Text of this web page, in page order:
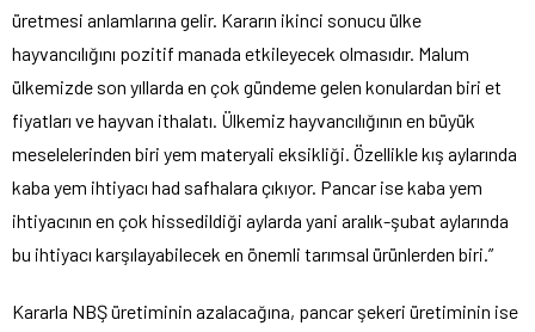
üretmesi anlamlarına gelir. Kararın ikinci sonucu ülke
hayvancılığını pozitif manada etkileyecek olmasıdır. Malum
ülkemizde son yıllarda en çok gündeme gelen konulardan biri et
fiyatları ve hayvan ithalatı. Ülkemiz hayvancılığının en büyük
meselelerinden biri yem materyali eksikliği. Özellikle kış aylarında
kaba yem ihtiyacı had safhalara çıkıyor. Pancar ise kaba yem
ihtiyacının en çok hissedildiği aylarda yani aralık-şubat aylarında
bu ihtiyacı karşılayabilecek en önemli tarımsal ürünlerden biri.”
Kararla NBŞ üretiminin azalacağına, pancar şekeri üretiminin ise